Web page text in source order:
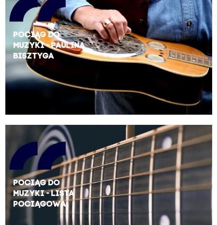
Pociąg do
muzyki - Paulina
Bisztyga
Pociąg do
muzyki - Lista
pociągowa